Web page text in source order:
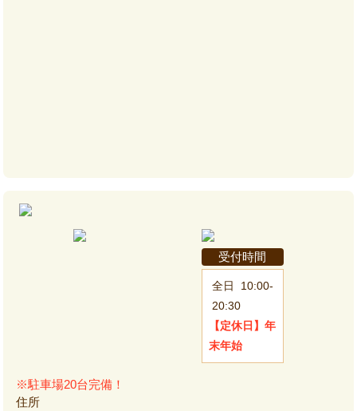
受付時間
全日
10:00-
20:30
【定休日】 年
末年始
※駐車場20台完備！
住所